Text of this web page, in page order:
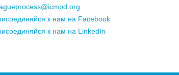
к нам на Facebook
к нам на LinkedIn